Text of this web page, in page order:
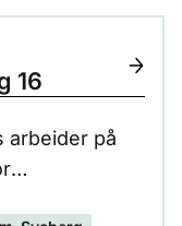
16
arbeider på